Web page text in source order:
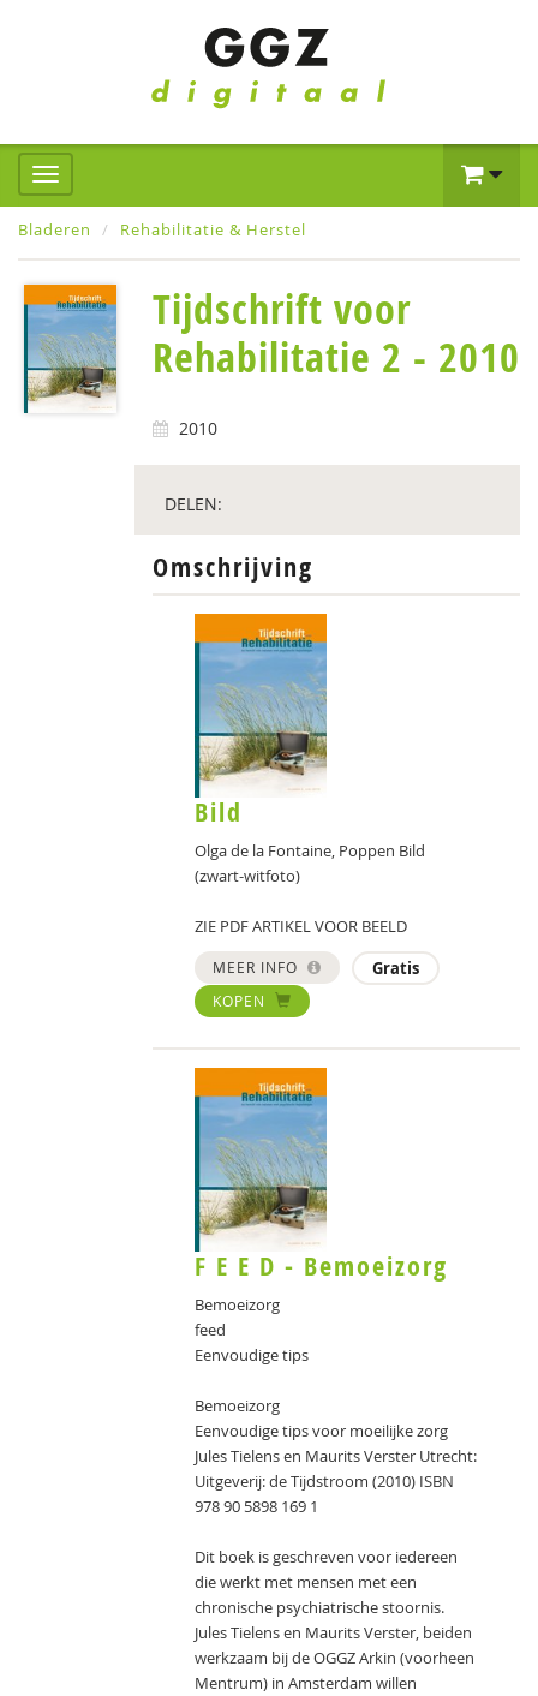
Bladeren Rehabilitatie & Herstel
Tijdschrift voor
Rehabilitatie 2 - 2010
2010
DELEN:
Omschrijving
Bild
Olga de la Fontaine, Poppen Bild
(zwart-witfoto)
ZIE PDF ARTIKEL VOOR BEELD
MEER INFO Gratis
KOPEN
F E E D - Bemoeizorg
Bemoeizorg
feed
Eenvoudige tips
Bemoeizorg
Eenvoudige tips voor moeilijke zorg
Jules Tielens en Maurits Verster Utrecht:
Uitgeverij: de Tijdstroom (2010) ISBN
978 90 5898 169 1
Dit boek is geschreven voor iedereen
die werkt met mensen met een
chronische psychiatrische stoornis.
Jules Tielens en Maurits Verster, beiden
werkzaam bij de OGGZ Arkin (voorheen
Mentrum) in Amsterdam willen